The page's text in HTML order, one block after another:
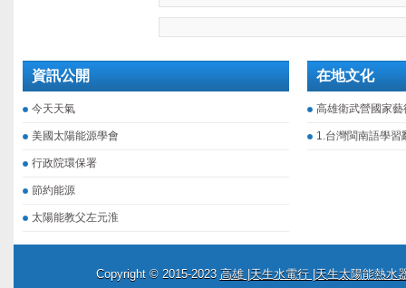
資訊公開
今天天氣
美國太陽能源學會
行政院環保署
節約能源
太陽能教父左元淮
在地文化
高雄衛武營國家藝
1.台灣閩南語學習
Copyright © 2015-2023 高雄 |天生水電行 |天生太陽能熱水